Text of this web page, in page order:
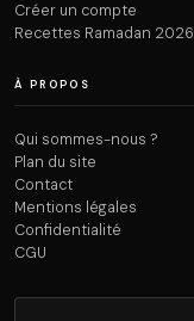
Créer un compte
Recettes Ramadan 2026
À PROPOS
Qui sommes-nous ?
Plan du site
Contact
Mentions légales
Confidentialité
CGU